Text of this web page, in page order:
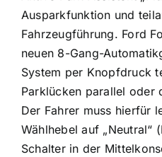
Ausparkfunktion und
Fahrzeugführung. Ford
neuen 8-Gang-
System per Knopfdruck
Parklücken parallel oder
Der Fahrer muss hierfür
Wählhebel auf „Neutral“
Schalter in der